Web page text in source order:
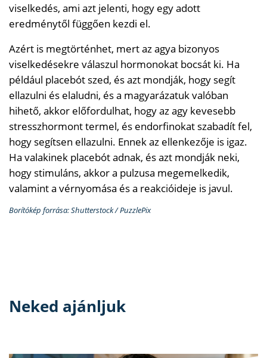
viselkedés, ami azt jelenti, hogy egy adott
eredménytől függően kezdi el.
Azért is megtörténhet, mert az agya bizonyos
viselkedésekre válaszul hormonokat bocsát ki. Ha
például placebót szed, és azt mondják, hogy segít
ellazulni és elaludni, és a magyarázatuk valóban
hihető, akkor előfordulhat, hogy az agy kevesebb
stresszhormont termel, és endorfinokat szabadít fel,
hogy segítsen ellazulni. Ennek az ellenkezője is igaz.
Ha valakinek placebót adnak, és azt mondják neki,
hogy stimuláns, akkor a pulzusa megemelkedik,
valamint a vérnyomása és a reakcióideje is javul.
Borítókép forrása: Shutterstock / PuzzlePix
Neked ajánljuk